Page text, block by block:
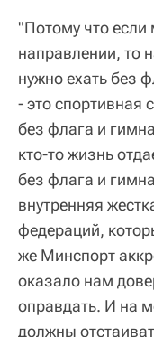
"Потому что
направлении, то
нужно ехать без
- это спортивная
без флага и
кто-то жизнь
без флага и
внутренняя
федераций,
же Минспорт
оказало нам
оправдать. И на
должны